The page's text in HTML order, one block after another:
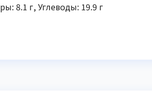
8.1 г, Углеводы: 19.9 г